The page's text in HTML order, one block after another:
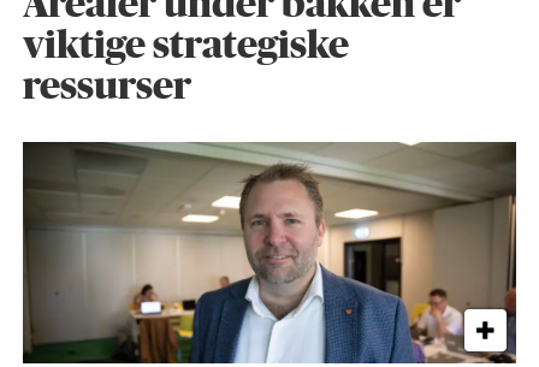
viktige strategiske
ressurser